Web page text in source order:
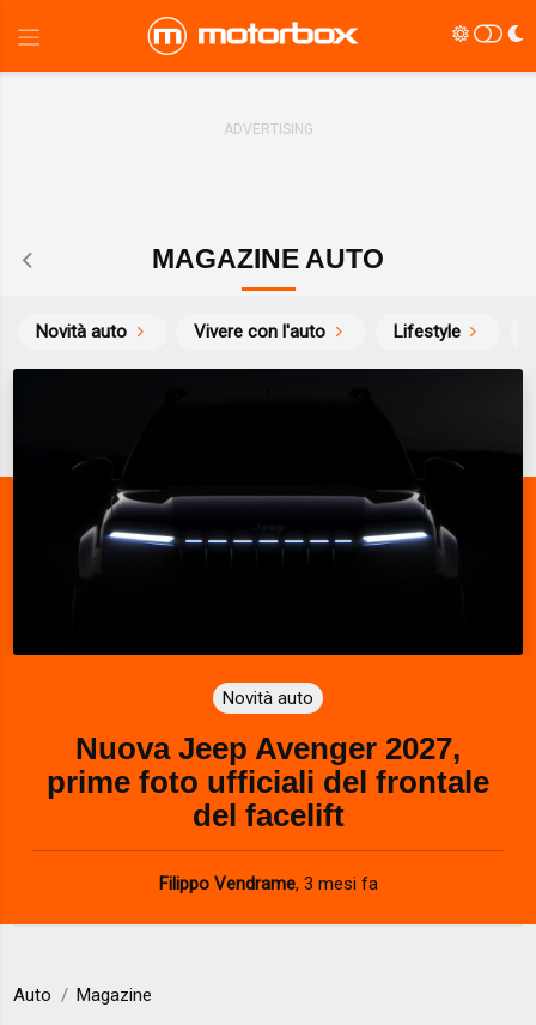
MAGAZINE AUTO
Novità auto Vivere con l'auto Lifestyle
Novità auto
Nuova Jeep Avenger 2027,
prime foto ufficiali del frontale
del facelift
Filippo Vendrame, 3 mesi fa
Auto Magazine